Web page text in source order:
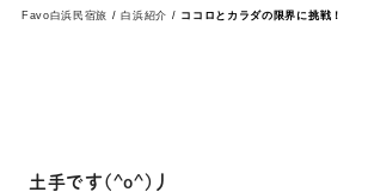
Favo白浜民宿旅 /白浜紹介 / ココロとカラダの限界に挑戦！
土手です(^o^)丿